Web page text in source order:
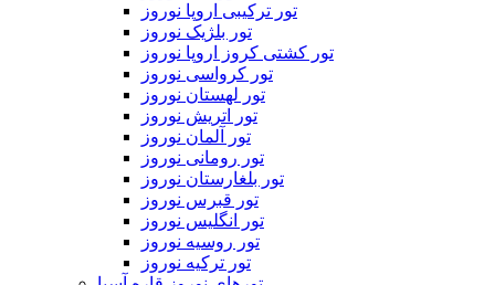
تور ترکیبی اروپا نوروز
تور بلژیک نوروز
تور کشتی کروز اروپا نوروز
تور کرواسی نوروز
تور لهستان نوروز
تور اتریش نوروز
تور آلمان نوروز
تور رومانی نوروز
تور بلغارستان نوروز
تور قبرس نوروز
تور انگلیس نوروز
تور روسیه نوروز
تور ترکیه نوروز